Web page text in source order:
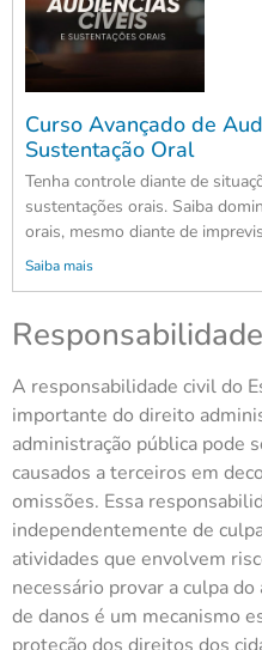
Curso Avançado de
Sustentação Oral
Tenha controle diante de
sustentações orais. Saiba
orais, mesmo diante de
Saiba mais
A responsabilidade civil do
importante do direito
administração pública pode
causados a terceiros em
omissões. Essa
independentemente de
atividades que envolvem
necessário provar a culpa
de danos é um mecanismo